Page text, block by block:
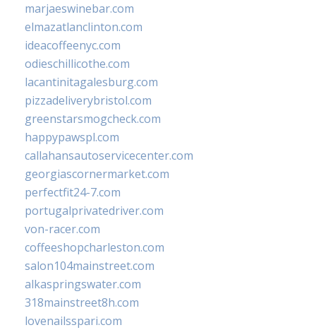
marjaeswinebar.com
elmazatlanclinton.com
ideacoffeenyc.com
odieschillicothe.com
lacantinitagalesburg.com
pizzadeliverybristol.com
greenstarsmogcheck.com
happypawspl.com
callahansautoservicecenter.com
georgiascornermarket.com
perfectfit24-7.com
portugalprivatedriver.com
von-racer.com
coffeeshopcharleston.com
salon104mainstreet.com
alkaspringswater.com
318mainstreet8h.com
lovenailsspari.com